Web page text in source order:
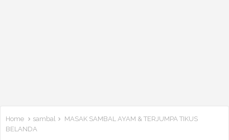
Home sambal
MASAK SAMBAL AYAM & TERJUMPA TIKUS
BELANDA